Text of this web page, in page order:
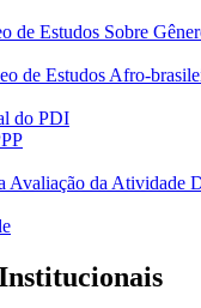
de Estudos Sobre
de Estudos Afro-
do PDI
Avaliação da Atividade